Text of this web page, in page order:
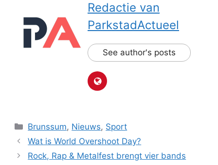
Redactie van
ParkstadActueel
See author's posts
Categorieën
Brunssum, Nieuws, Sport
Wat is World Overshoot Day?
Rock, Rap & Metalfest brengt vier bands